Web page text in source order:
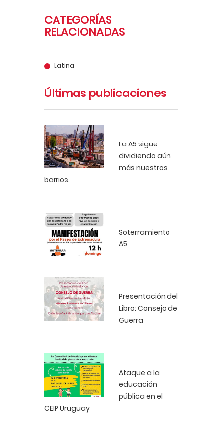
CATEGORÍAS
RELACIONADAS
Latina
Últimas publicaciones
La A5 sigue
dividiendo aún
más nuestros
barrios.
Soterramiento
A5
Presentación del
Libro: Consejo de
Guerra
Ataque a la
educación
pública en el
CEIP Uruguay